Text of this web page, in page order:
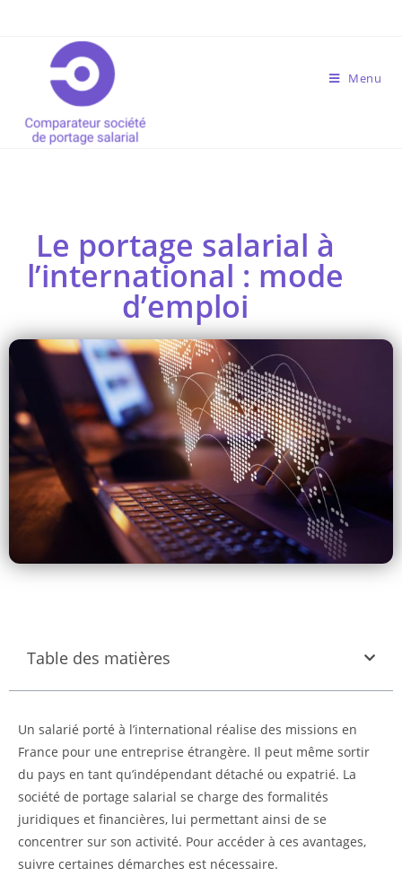
Menu
Le portage salarial à
l’international : mode
d’emploi
Table des matières
Un salarié porté à l’international réalise des missions en
France pour une entreprise étrangère. Il peut même sortir
du pays en tant qu’indépendant détaché ou expatrié. La
société de portage salarial se charge des formalités
juridiques et financières, lui permettant ainsi de se
concentrer sur son activité. Pour accéder à ces avantages,
suivre certaines démarches est nécessaire.